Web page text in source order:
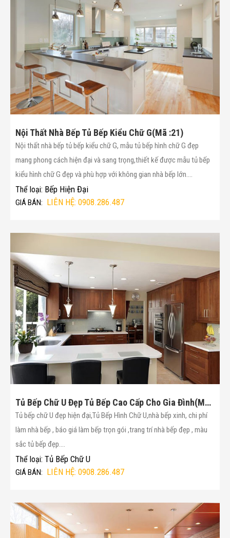
Nội Thất Nhà Bếp Tủ Bếp Kiểu Chữ G(Mã :21)
Nội thất nhà bếp tủ bếp kiểu chữ G, mẫu tủ bếp hình chữ G đẹp
mang phong cách hiện đại và sang trọng,thiết kế được mẫu tủ bếp
kiểu hình chữ G đẹp và phù hợp với không gian nhà bếp lớn....
Thể loại: Bếp Hiện Đại
GIÁ BÁN: LIÊN HỆ: 0908.286.487
Tủ Bếp Chữ U Đẹp Tủ Bếp Cao Cấp Cho Gia Đình(Mã :22)
Tủ bếp chữ U đẹp hiện đại,Tủ Bếp Hình Chữ U,nhà bếp xinh, chi phí
làm nhà bếp , báo giá làm bếp trọn gói ,trang trí nhà bếp đẹp , màu
sắc tủ bếp đẹp....
Thể loại:Tủ Bếp Chữ U
GIÁ BÁN: LIÊN HỆ: 0908.286.487